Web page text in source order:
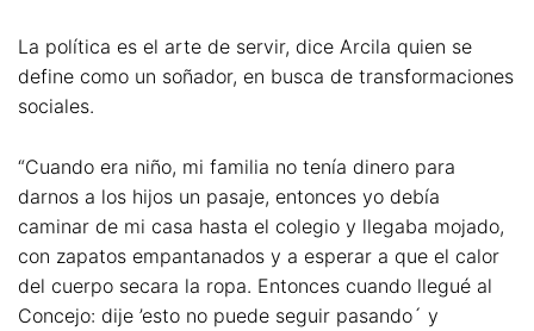
La política es el arte de servir, dice Arcila quien se
define como un soñador, en busca de transformaciones
sociales.
“Cuando era niño, mi familia no tenía dinero para
darnos a los hijos un pasaje, entonces yo debía
caminar de mi casa hasta el colegio y llegaba mojado,
con zapatos empantanados y a esperar a que el calor
del cuerpo secara la ropa. Entonces cuando llegué al
Concejo: dije ’esto no puede seguir pasando´ y